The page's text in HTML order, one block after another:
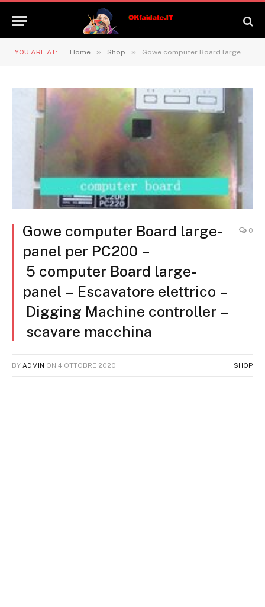
YOU ARE AT: Home » Shop » Gowe computer Board large-panel per PC200 – 5 computer Board large-panel – Escavatore elettrico – Digging Machine controller – scavare macchina
Gowe computer Board large-
panel per PC200 –
5 computer Board large-
panel – Escavatore elettrico –
Digging Machine controller –
scavare macchina
0
BY ADMIN ON 4 OTTOBRE 2020 SHOP